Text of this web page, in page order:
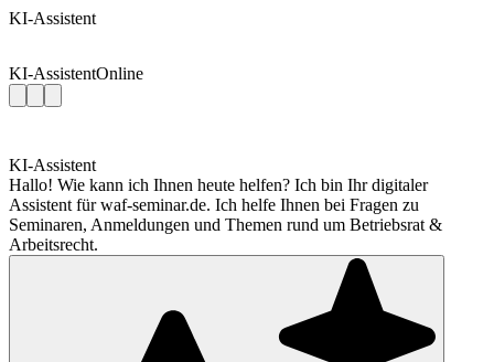
KI-Assistent
KI-AssistentOnline
KI-Assistent
Hallo! Wie kann ich Ihnen heute helfen? Ich bin Ihr digitaler
Assistent für waf-seminar.de. Ich helfe Ihnen bei Fragen zu
Seminaren, Anmeldungen und Themen rund um Betriebsrat &
Arbeitsrecht.